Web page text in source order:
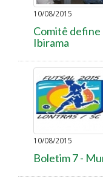
10/08/2015
Comitê define
Ibirama
10/08/2015
Boletim 7 -